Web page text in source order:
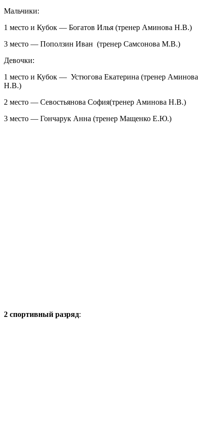
Мальчики:
1 место и Кубок — Богатов Илья (тренер Аминова Н.В.)
3 место — Поползин Иван (тренер Самсонова М.В.)
Девочки:
1 место и Кубок — Устюгова Екатерина (тренер Аминова
Н.В.)
2 место — Севостьянова София(тренер Аминова Н.В.)
3 место — Гончарук Анна (тренер Мащенко Е.Ю.)
2 спортивный разряд: